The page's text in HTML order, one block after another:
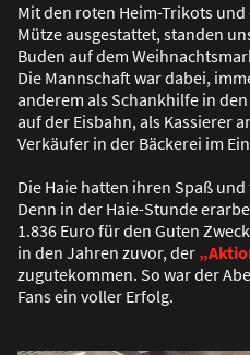
Mit den roten Heim-Trikots und
Mütze ausgestattet, standen
Buden auf dem
Die Mannschaft war dabei,
anderem als Schankhilfe in
auf der Eisbahn, als Kassierer
Verkäufer in der Bäckerei im
Die Haie hatten ihren Spaß und
Denn in der Haie-Stunde
1.836 Euro für den Guten
in den Jahren zuvor, der
zugutekommen. So war der
Fans ein voller Erfolg.